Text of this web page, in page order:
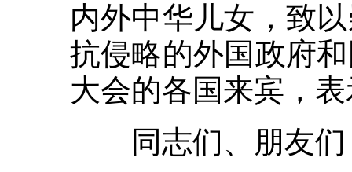
内外中华儿女，致
抗侵略的外国政府
大会的各国来宾，
同志们、朋友们